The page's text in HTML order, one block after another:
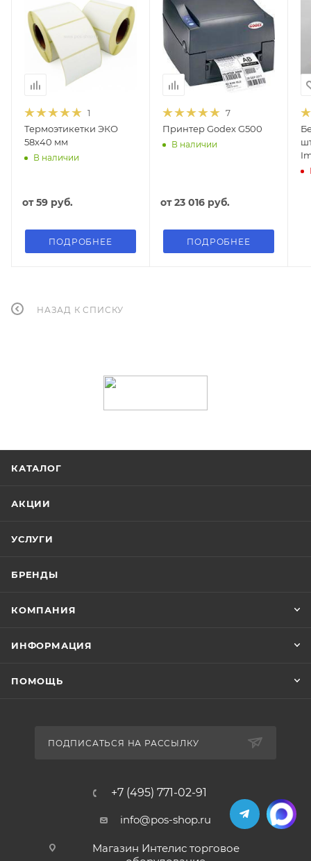
1
Термоэтикетки ЭКО
58х40 мм
В наличии
от59 руб.
ПОДРОБНЕЕ
7
Принтер Godex G500
В наличии
от23 016 руб.
ПОДРОБНЕЕ
НАЗАД К СПИСКУ
КАТАЛОГ
АКЦИИ
УСЛУГИ
БРЕНДЫ
КОМПАНИЯ
ИНФОРМАЦИЯ
ПОМОЩЬ
ПОДПИСАТЬСЯ НА РАССЫЛКУ
+7 (495) 771-02-91
info@pos-shop.ru
Магазин Интелис торговое